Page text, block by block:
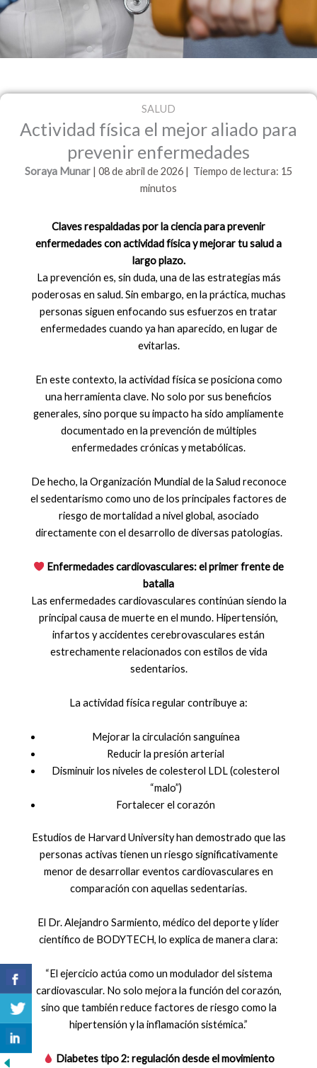
SALUD
Actividad física el mejor aliado para
prevenir enfermedades
Soraya Munar | 08 de abril de2026 | Tiempo de lectura: 15
minutos
Claves respaldadas por la ciencia para prevenir
enfermedades con actividad física y mejorar tu salud a
largo plazo.
La prevención es, sin duda, una de las estrategias más
poderosas en salud. Sin embargo, en la práctica, muchas
personas siguen enfocando sus esfuerzos en tratar
enfermedades cuando ya han aparecido, en lugar de
evitarlas.
En este contexto, la actividad física se posiciona como
una herramienta clave. No solo por sus beneficios
generales, sino porque su impacto ha sido ampliamente
documentado en la prevención de múltiples
enfermedades crónicas y metabólicas.
De hecho, la Organización Mundial de la Salud reconoce
el sedentarismo como uno de los principales factores de
riesgo de mortalidad a nivel global, asociado
directamente con el desarrollo de diversas patologías.
Enfermedades cardiovasculares: el primer frente de
batalla
Las enfermedades cardiovasculares continúan siendo la
principal causa de muerte en el mundo. Hipertensión,
infartos y accidentes cerebrovasculares están
estrechamente relacionados con estilos de vida
sedentarios.
La actividad física regular contribuye a:
Mejorar la circulación sanguínea
Reducir la presión arterial
Disminuir los niveles de colesterol LDL (colesterol
“malo”)
Fortalecer el corazón
Estudios de Harvard University han demostrado que las
personas activas tienen un riesgo significativamente
menor de desarrollar eventos cardiovasculares en
comparación con aquellas sedentarias.
El Dr. Alejandro Sarmiento, médico del deporte y líder
científico de BODYTECH, lo explica de manera clara:
“El ejercicio actúa como un modulador del sistema
cardiovascular. No solo mejora la función del corazón,
sino que también reduce factores de riesgo como la
hipertensión y la inflamación sistémica.”
Diabetes tipo 2: regulación desde el movimiento